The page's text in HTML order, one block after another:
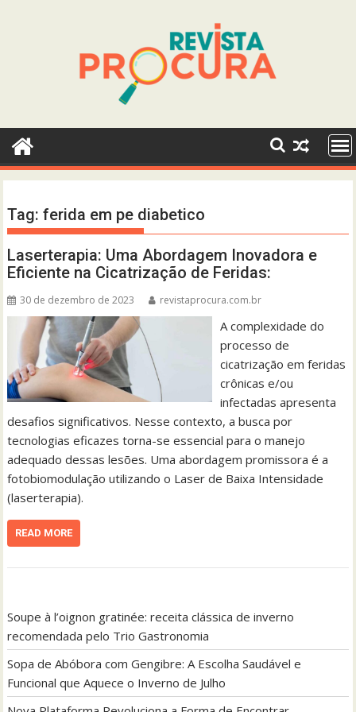
Tag:ferida em pe diabetico
Laserterapia: Uma Abordagem Inovadora e
Eficiente na Cicatrização de Feridas:
30 de dezembro de 2023 revistaprocura.com.br
A complexidade do
processo de
cicatrização em feridas
crônicas e/ou
infectadas apresenta
desafios significativos. Nesse contexto, a busca por
tecnologias eficazes torna-se essencial para o manejo
adequado dessas lesões. Uma abordagem promissora é a
fotobiomodulação utilizando o Laser de Baixa Intensidade
(laserterapia).
READ MORE
Soupe à l’oignon gratinée: receita clássica de inverno
recomendada pelo Trio Gastronomia
Sopa de Abóbora com Gengibre: A Escolha Saudável e
Funcional que Aquece o Inverno de Julho